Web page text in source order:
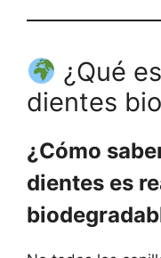
¿Qué
dientes
¿Cómo
dientes es